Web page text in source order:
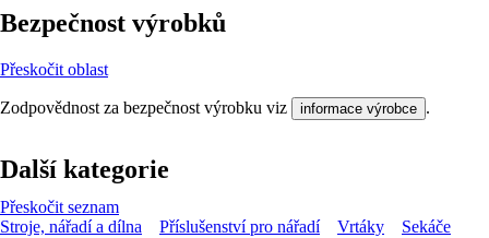
Bezpečnost výrobků
Přeskočit oblast
Zodpovědnost za bezpečnost výrobku viz informace výrobce .
Další kategorie
Přeskočit seznam
Stroje, nářadí a dílna
Příslušenství pro nářadí Vrtáky
Sekáče